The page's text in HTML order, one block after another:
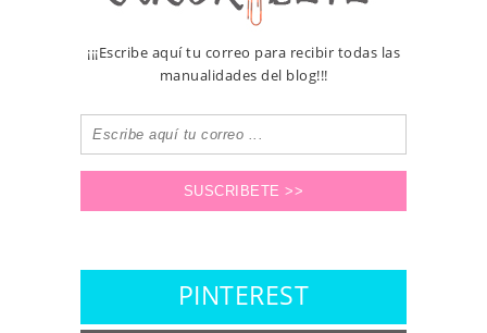
¡¡¡Escribe aquí tu correo para recibir todas las
manualidades del blog!!!
PINTEREST